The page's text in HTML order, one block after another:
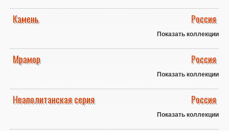
Камень Россия
Показать коллекции
Мрамор Россия
Показать коллекции
Неаполитанская серия Россия
Показать коллекции